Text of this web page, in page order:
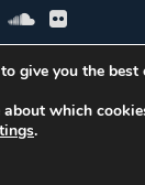
01 – Bloco I –
- CEP
give you the best
which
.